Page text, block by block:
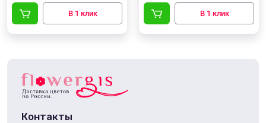
Контакты